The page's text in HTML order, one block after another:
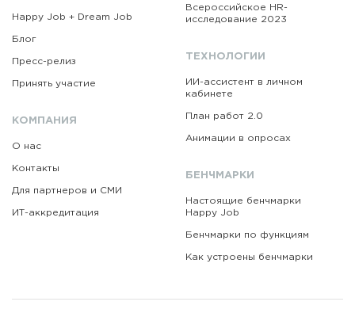
Happy Job + Dream Job
Блог
Пресс-релиз
Принять участие
КОМПАНИЯ
О нас
Контакты
Для партнеров и СМИ
ИТ-аккредитация
Всероссийское HR-
исследование 2023
ТЕХНОЛОГИИ
ИИ-ассистент в личном
кабинете
План работ 2.0
Анимации в опросах
БЕНЧМАРКИ
Настоящие бенчмарки
Happy Job
Бенчмарки по функциям
Как устроены бенчмарки